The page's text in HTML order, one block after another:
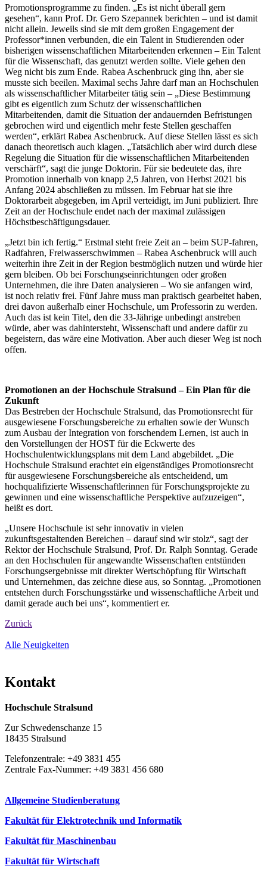
Promotionsprogramme zu finden. „Es ist nicht überall gern
gesehen“, kann Prof. Dr. Gero Szepannek berichten – und ist damit
nicht allein. Jeweils sind sie mit dem großen Engagement der
Professor*innen verbunden, die ein Talent in Studierenden oder
bisherigen wissenschaftlichen Mitarbeitenden erkennen – Ein Talent
für die Wissenschaft, das genutzt werden sollte. Viele gehen den
Weg nicht bis zum Ende. Rabea Aschenbruck ging ihn, aber sie
musste sich beeilen. Maximal sechs Jahre darf man an Hochschulen
als wissenschaftlicher Mitarbeiter tätig sein – „Diese Bestimmung
gibt es eigentlich zum Schutz der wissenschaftlichen
Mitarbeitenden, damit die Situation der andauernden Befristungen
gebrochen wird und eigentlich mehr feste Stellen geschaffen
werden“, erklärt Rabea Aschenbruck. Auf diese Stellen lässt es sich
danach theoretisch auch klagen. „Tatsächlich aber wird durch diese
Regelung die Situation für die wissenschaftlichen Mitarbeitenden
verschärft“, sagt die junge Doktorin. Für sie bedeutete das, ihre
Promotion innerhalb von knapp 2,5 Jahren, von Herbst 2021 bis
Anfang 2024 abschließen zu müssen. Im Februar hat sie ihre
Doktorarbeit abgegeben, im April verteidigt, im Juni publiziert. Ihre
Zeit an der Hochschule endet nach der maximal zulässigen
Höchstbeschäftigungsdauer.
„Jetzt bin ich fertig.“ Erstmal steht freie Zeit an – beim SUP-fahren,
Radfahren, Freiwasserschwimmen – Rabea Aschenbruck will auch
weiterhin ihre Zeit in der Region bestmöglich nutzen und würde hier
gern bleiben. Ob bei Forschungseinrichtungen oder großen
Unternehmen, die ihre Daten analysieren – Wo sie anfangen wird,
ist noch relativ frei. Fünf Jahre muss man praktisch gearbeitet haben,
drei davon außerhalb einer Hochschule, um Professorin zu werden.
Auch das ist kein Titel, den die 33-Jährige unbedingt anstreben
würde, aber was dahintersteht, Wissenschaft und andere dafür zu
begeistern, das wäre eine Motivation. Aber auch dieser Weg ist noch
offen.
Promotionen an der Hochschule Stralsund – Ein Plan für die
Zukunft
Das Bestreben der Hochschule Stralsund, das Promotionsrecht für
ausgewiesene Forschungsbereiche zu erhalten sowie der Wunsch
zum Ausbau der Integration von forschendem Lernen, ist auch in
den Vorstellungen der HOST für die Eckwerte des
Hochschulentwicklungsplans mit dem Land abgebildet. „Die
Hochschule Stralsund erachtet ein eigenständiges Promotionsrecht
für ausgewiesene Forschungsbereiche als entscheidend, um
hochqualifizierte Wissenschaftlerinnen für Forschungsprojekte zu
gewinnen und eine wissenschaftliche Perspektive aufzuzeigen“,
heißt es dort.
„Unsere Hochschule ist sehr innovativ in vielen
zukunftsgestaltenden Bereichen – darauf sind wir stolz“, sagt der
Rektor der Hochschule Stralsund, Prof. Dr. Ralph Sonntag. Gerade
an den Hochschulen für angewandte Wissenschaften entstünden
Forschungsergebnisse mit direkter Wertschöpfung für Wirtschaft
und Unternehmen, das zeichne diese aus, so Sonntag. „Promotionen
entstehen durch Forschungsstärke und wissenschaftliche Arbeit und
damit gerade auch bei uns“, kommentiert er.
Zurück
Alle Neuigkeiten
Kon­takt
Hochschule Stralsund
Zur Schwedenschanze 15
18435 Stralsund
Telefonzentrale: +49 3831 455
Zentrale Fax-Nummer: +49 3831 456 680
Allgemeine Studienberatung
Fakultät für Elektrotechnik und Informatik
Fakultät für Maschinenbau
Fakultät für Wirtschaft